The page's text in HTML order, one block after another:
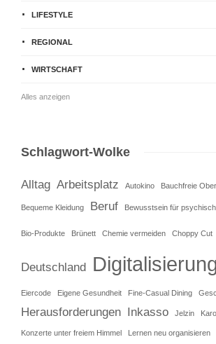
LIFESTYLE
REGIONAL
WIRTSCHAFT
Alles anzeigen
Schlagwort-Wolke
Alltag Arbeitsplatz Autokino Bauchfreie
Bequeme Kleidung Beruf Bewusstsein für
Bio-Produkte Brünett Chemie vermeiden Choppy Cut
Deutschland
Eiercode Eigene Gesundheit Fine-Casual Dining
Herausforderungen Inkasso Jelzin
Konzerte unter freiem Himmel Lernen neu organisieren